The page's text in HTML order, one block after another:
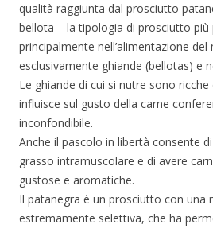
qualità raggiunta dal prosciutto
bellota – la tipologia di prosciutto più
principalmente nell’alimentazione
esclusivamente ghiande (bellotas) e
Le ghiande di cui si nutre sono
influisce sul gusto della carne
inconfondibile.
Anche il pascolo in libertà consente
grasso intramuscolare e di avere
gustose e aromatiche.
Il patanegra è un prosciutto con una
estremamente selettiva, che ha